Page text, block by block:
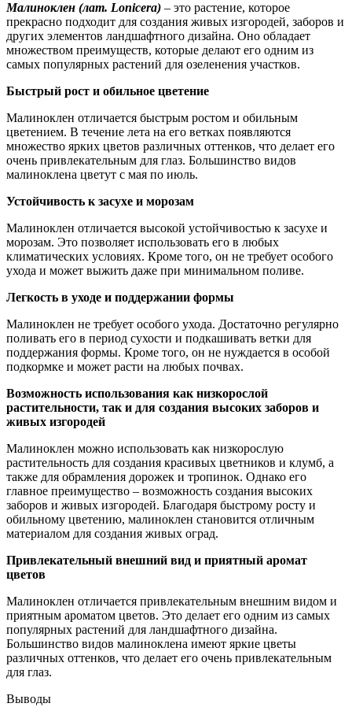
Малиноклен (лат. Lonicera) – это растение, которое
прекрасно подходит для создания живых изгородей, заборов и
других элементов ландшафтного дизайна. Оно обладает
множеством преимуществ, которые делают его одним из
самых популярных растений для озеленения участков.
Быстрый рост и обильное цветение
Малиноклен отличается быстрым ростом и обильным
цветением. В течение лета на его ветках появляются
множество ярких цветов различных оттенков, что делает его
очень привлекательным для глаз. Большинство видов
малиноклена цветут с мая по июль.
Устойчивость к засухе и морозам
Малиноклен отличается высокой устойчивостью к засухе и
морозам. Это позволяет использовать его в любых
климатических условиях. Кроме того, он не требует особого
ухода и может выжить даже при минимальном поливе.
Легкость в уходе и поддержании формы
Малиноклен не требует особого ухода. Достаточно регулярно
поливать его в период сухости и подкашивать ветки для
поддержания формы. Кроме того, он не нуждается в особой
подкормке и может расти на любых почвах.
Возможность использования как низкорослой
растительности, так и для создания высоких заборов и
живых изгородей
Малиноклен можно использовать как низкорослую
растительность для создания красивых цветников и клумб, а
также для обрамления дорожек и тропинок. Однако его
главное преимущество – возможность создания высоких
заборов и живых изгородей. Благодаря быстрому росту и
обильному цветению, малиноклен становится отличным
материалом для создания живых оград.
Привлекательный внешний вид и приятный аромат
цветов
Малиноклен отличается привлекательным внешним видом и
приятным ароматом цветов. Это делает его одним из самых
популярных растений для ландшафтного дизайна.
Большинство видов малиноклена имеют яркие цветы
различных оттенков, что делает его очень привлекательным
для глаз.
Выводы